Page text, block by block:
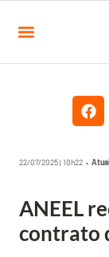
22/07/2025 | 10h22 •
ANEEL
contrato